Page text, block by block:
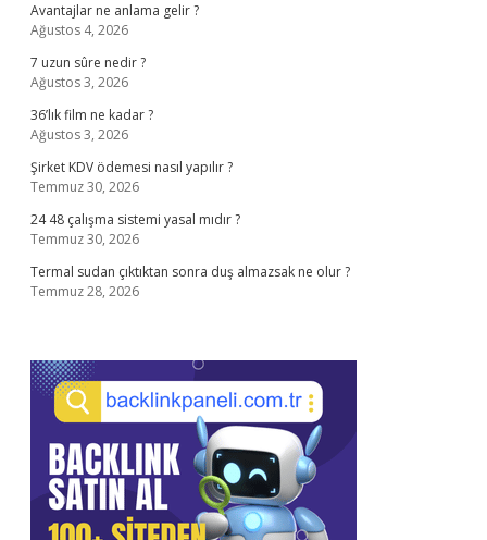
Avantajlar ne anlama gelir ?
Ağustos 4, 2026
7 uzun sûre nedir ?
Ağustos 3, 2026
36’lık film ne kadar ?
Ağustos 3, 2026
Şirket KDV ödemesi nasıl yapılır ?
Temmuz 30, 2026
24 48 çalışma sistemi yasal mıdır ?
Temmuz 30, 2026
Termal sudan çıktıktan sonra duş almazsak ne olur ?
Temmuz 28, 2026